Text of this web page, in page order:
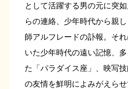
として活躍する男の元に突
らの連絡、少年時代から親
師アルフレードの訃報。それ
いた少年時代の遠い記憶、
た「パラダイス座」、映写
の友情を鮮明によみがえらせ